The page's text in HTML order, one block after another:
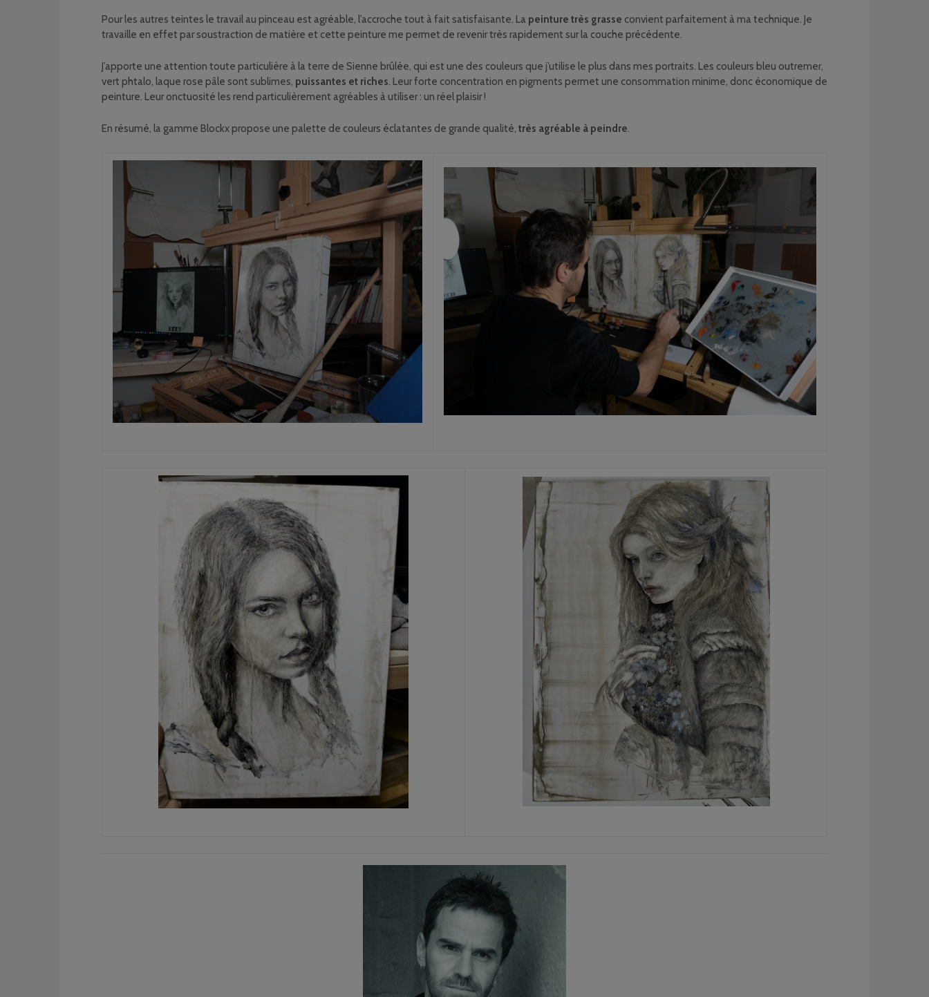
Pour les autres teintes le travail au pinceau est agréable, l’accroche tout à fait satisfaisante. La peinture très grasse convient parfaitement à ma technique. Je
travaille en effet par soustraction de matière et cette peinture me permet de revenir très rapidement sur la couche précédente.
J’apporte une attention toute particulière à la terre de Sienne brûlée, qui est une des couleurs que j’utilise le plus dans mes portraits. Les couleurs bleu outremer,
vert phtalo, laque rose pâle sont sublimes, puissantes et riches. Leur forte concentration en pigments permet une consommation minime, donc économique de
peinture. Leur onctuosité les rend particulièrement agréables à utiliser : un réel plaisir !
En résumé, la gamme Blockx propose une palette de couleurs éclatantes de grande qualité, très agréable à peindre.